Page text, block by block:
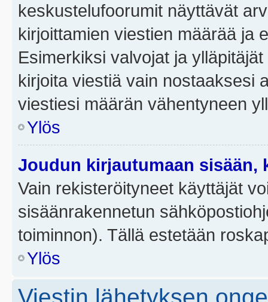
keskustelufoorumit näyttävät
kirjoittamien viestien määrää ja
Esimerkiksi valvojat ja
kirjoita viestiä vain nostaaksesi
viestiesi määrän vähentyneen
Ylös
Joudun kirjautumaan sisään,
Vain rekisteröityneet käyttäjät
sisäänrakennetun
toiminnon). Tällä estetään
Ylös